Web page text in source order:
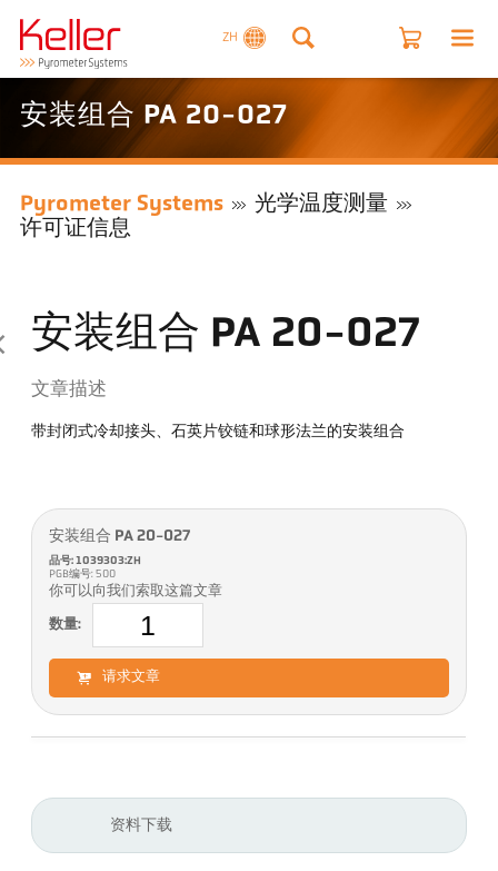
ZH
安装组合 PA 20-027
Pyrometer Systems
光学温度测量
许可证信息
安装组合 PA 20-027
文章描述
带封闭式冷却接头、石英片铰链和球形法兰的安装组合
安装组合 PA 20-027
品号: 1039303:ZH
PGB编号: 500
你可以向我们索取这篇文章
数量:
请求文章
资料下载